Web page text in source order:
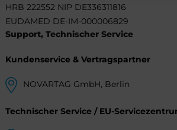
HRB 222552 NIP DE336311816
EUDAMED DE-IM-000006829
Support, Technischer Service
Kundenservice & Vertragspartner
NOVARTAG GmbH, Berlin
Technischer Service / EU-